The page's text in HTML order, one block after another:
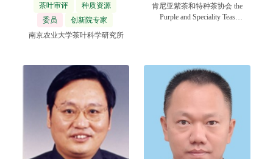
茶叶审评
种质资源
委员
创新院专家
南京农业大学茶叶科学研究所
肯尼亚紫茶和特种茶协会 the
Purple and Speciality Teas